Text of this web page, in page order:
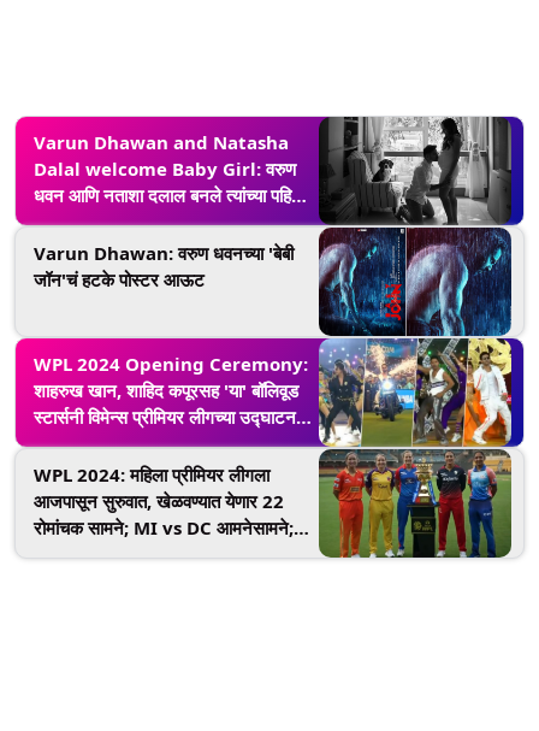
Varun Dhawan and Natasha
Dalal welcome Baby Girl: वरुण
धवन आणि नताशा दलाल बनले त्यांच्या पहिल्या
मुलाचे आई-वडील, कुटुंबात लहान परीचं
आगमन!
Varun Dhawan: वरुण धवनच्या 'बेबी
जॉन'चं हटके पोस्टर आऊट
WPL 2024 Opening Ceremony:
शाहरुख खान, शाहिद कपूरसह 'या' बॉलिवूड
स्टार्सनी विमेन्स प्रीमियर लीगच्या उद्घाटन
समारंभात दाखवली चमक, पाहा व्हिडिओ
WPL 2024: महिला प्रीमियर लीगला
आजपासून सुरुवात, खेळवण्यात येणार 22
रोमांचक सामने; MI vs DC आमनेसामने;